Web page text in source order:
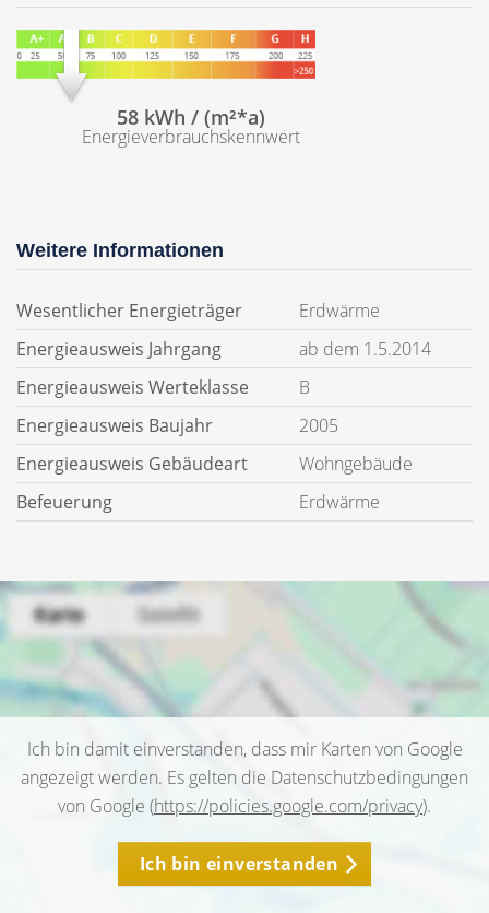
58 kWh / (m²*a)
Energieverbrauchskennwert
Weitere Informationen
Wesentlicher Energieträger
Erdwärme
Energieausweis Jahrgang
ab dem 1.5.2014
Energieausweis Werteklasse
B
Energieausweis Baujahr
2005
Energieausweis Gebäudeart
Wohngebäude
Befeuerung
Erdwärme
Ich bin damit einverstanden, dass mir Karten von Google
angezeigt werden. Es gelten die Datenschutzbedingungen
von Google (https://policies.google.com/privacy).
Ich bin einverstanden